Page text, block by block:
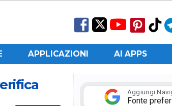
APPLICAZIONI AI APPS
Aggiungi
Fonte